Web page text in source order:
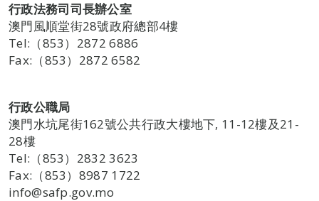
行政法務司司長辦公室
澳門風順堂街28號政府總部4樓
Tel:（853）2872 6886
Fax:（853）2872 6582
行政公職局
澳門水坑尾街162號公共行政大樓地下, 11-12樓及21-
28樓
Tel:（853）2832 3623
Fax:（853）8987 1722
info@safp.gov.mo